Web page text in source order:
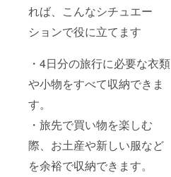
れば、こんなシチュエー
ションで役に立てます
・4日分の旅行に必要な衣類
や小物をすべて収納できま
す。
・旅先で買い物を楽しむ
際、お土産や新しい服など
を余裕で収納できます。